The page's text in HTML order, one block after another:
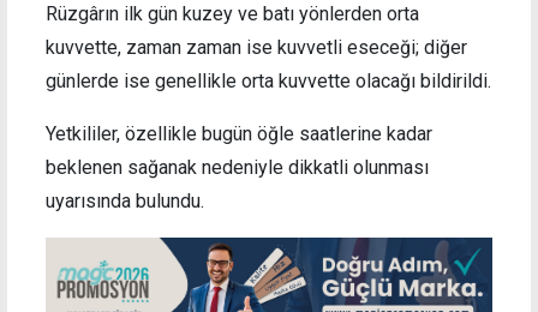
Rüzgârın ilk gün kuzey ve batı yönlerden orta
kuvvette, zaman zaman ise kuvvetli eseceği; diğer
günlerde ise genellikle orta kuvvette olacağı bildirildi.
Yetkililer, özellikle bugün öğle saatlerine kadar
beklenen sağanak nedeniyle dikkatli olunması
uyarısında bulundu.